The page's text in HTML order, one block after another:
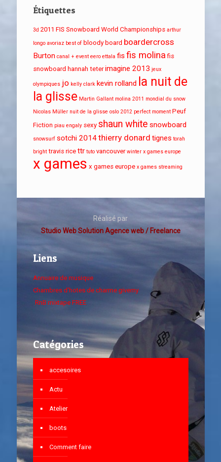
Étiquettes
3d 2011 FIS Snowboard World Championships arthur
longo avoriaz best of bloody board boardercross
Burton canal + event eero ettala fis fis molina fis
snowboard hannah teter imagine 2013 jeux
olympiques jo kelly clark kevin rolland la nuit de
la glisse Martin Gallant molina 2011 mondial du snow
Nicolas Müller nuit de la glisse oslo 2012 perfect moment Peuf
Fiction piau engaly sexy shaun white snowboard
snowsurf sotchi 2014thierry donard tignes torah
bright travis rice ttr tuto vancouver winter x games europe
x games x games europe x games streaming
Réalisé par
Studio Web Solution Agence web / Freelance
Liens
Annuaire de musique
Chambres d'hotes de charme giverny
RnB mixtape FREE
Catégories
accesoires
Actu
Atelier
boots
Comment faire